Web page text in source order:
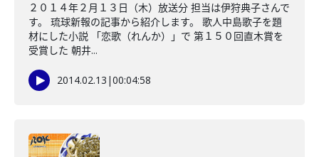
２０１４年２月１３日（木）放送分 担当は伊狩典子さんで
す。 琉球新報の記事から紹介します。 歌人中島歌子を題
材にした小説 「恋歌（れんか）」で 第１５０回直木賞を
受賞した 朝井...
2014.02.13 |00:04:58